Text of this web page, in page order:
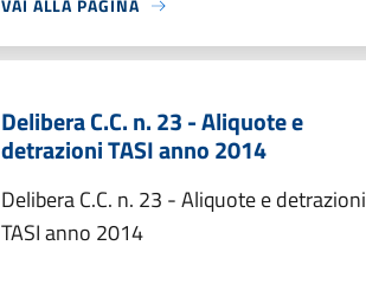
VAI ALLA PAGINA
Delibera C.C. n. 23 - Aliquote e
detrazioni TASI anno 2014
Delibera C.C. n. 23 - Aliquote e detrazioni
TASI anno 2014